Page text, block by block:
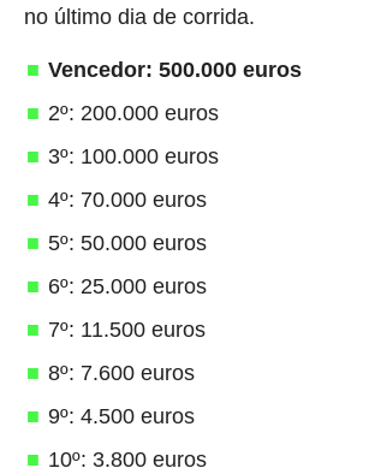
no último dia de corrida.
Vencedor: 500.000 euros
2º: 200.000 euros
3º: 100.000 euros
4º: 70.000 euros
5º: 50.000 euros
6º: 25.000 euros
7º: 11.500 euros
8º: 7.600 euros
9º: 4.500 euros
10º: 3.800 euros